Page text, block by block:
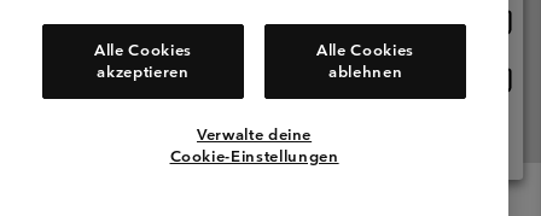
Kundenservice: Mo- Fr. 9:00 - 13:00 & 14:00- 18:00 Uhr
(+)43720880525Alle Cookies
akzeptieren
Alle Cookies
ablehnen
Verwalte deine
Cookie-Einstellungen
Österreich
Alle Länder Anzeigen